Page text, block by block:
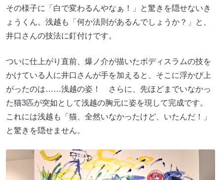
その様子に「白で変わるんやなぁ！」と驚きを隠せないき
ょうくん。浅越も「何か法則があるんでしょうか？」と、
井口さんの技法に釘付けです。
ついに仕上がり直前、爆ノ介が描いたボディスラムの技を
かけている人に井口さんが手を加えると、そこに浮かび上
がったのは……浅越の姿！ さらに、先ほどまでいなかっ
た猫3匹が突如として浅越の胸元に姿を現して完成です。
これには浅越も「猫、全然いなかったけど、いたんだ！」
と驚きを隠せません。